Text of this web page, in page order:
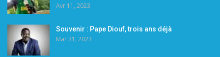
Avr 11, 2023
Souvenir : Pape Diouf, trois ans déjà
Mar 31, 2023